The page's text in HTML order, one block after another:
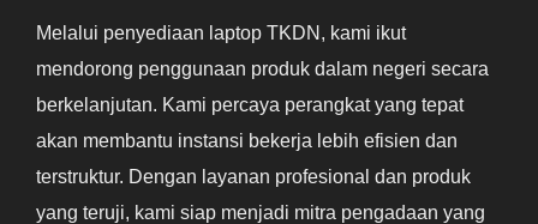
Melalui penyediaan laptop TKDN, kami ikut
mendorong penggunaan produk dalam negeri secara
berkelanjutan. Kami percaya perangkat yang tepat
akan membantu instansi bekerja lebih efisien dan
terstruktur. Dengan layanan profesional dan produk
yang teruji, kami siap menjadi mitra pengadaan yang